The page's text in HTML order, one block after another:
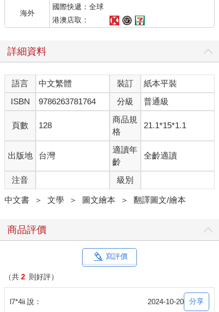
海外
國際快遞：全球
港澳店取：
詳細資料
語言 中文繁體 裝訂
紙本平裝
ISBN
9786263781764 分級 普通級
頁數 128
商品規
格
21.1*15*1.1
出版地 台灣
適讀年
齡
全齡適讀
注音 級別
中文書 ＞ 文學 ＞ 圖文繪本 ＞ 翻譯圖文/繪本
商品評價
寫評價
（共 2 則好評）
l7*4ii 說： 2024-10-20 分享